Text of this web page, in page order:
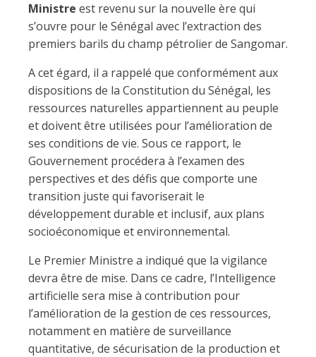
Ministre est revenu sur la nouvelle ère qui
s’ouvre pour le Sénégal avec l’extraction des
premiers barils du champ pétrolier de Sangomar.
A cet égard, il a rappelé que conformément aux
dispositions de la Constitution du Sénégal, les
ressources naturelles appartiennent au peuple
et doivent être utilisées pour l’amélioration de
ses conditions de vie. Sous ce rapport, le
Gouvernement procédera à l’examen des
perspectives et des défis que comporte une
transition juste qui favoriserait le
développement durable et inclusif, aux plans
socioéconomique et environnemental.
Le Premier Ministre a indiqué que la vigilance
devra être de mise. Dans ce cadre, l’Intelligence
artificielle sera mise à contribution pour
l’amélioration de la gestion de ces ressources,
notamment en matière de surveillance
quantitative, de sécurisation de la production et